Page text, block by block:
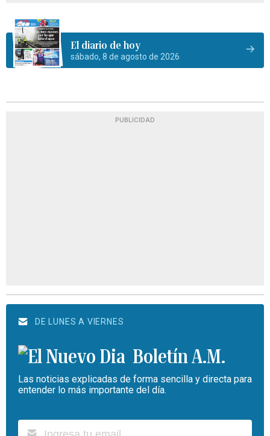
El diario de hoy
sábado, 8 de agosto de 2026
PUBLICIDAD
DE LUNES A VIERNES
Boletín A.M.
Las noticias explicadas de forma sencilla y directa para
entender lo más importante del día.